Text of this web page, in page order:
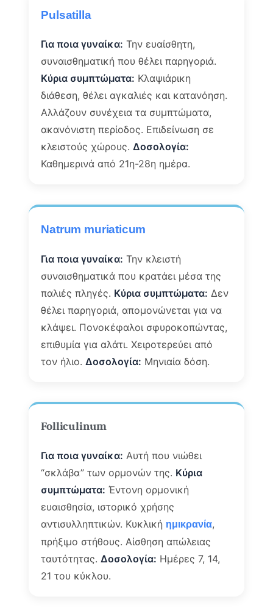
Pulsatilla
Για ποια γυναίκα: Την ευαίσθητη,
συναισθηματική που θέλει παρηγοριά.
Κύρια συμπτώματα: Κλαψιάρικη
διάθεση, θέλει αγκαλιές και κατανόηση.
Αλλάζουν συνέχεια τα συμπτώματα,
ακανόνιστη περίοδος. Επιδείνωση σε
κλειστούς χώρους.Δοσολογία:
Καθημερινά από 21η-28η ημέρα.
Natrum muriaticum
Για ποια γυναίκα: Την κλειστή
συναισθηματικά που κρατάει μέσα της
παλιές πληγές. Κύρια συμπτώματα: Δεν
θέλει παρηγοριά, απομονώνεται για να
κλάψει. Πονοκέφαλοι σφυροκοπώντας,
επιθυμία για αλάτι. Χειροτερεύει από
τον ήλιο. Δοσολογία: Μηνιαία δόση.
Folliculinum
Για ποια γυναίκα: Αυτή που νιώθει
“σκλάβα” των ορμονών της. Κύρια
συμπτώματα: Έντονη ορμονική
ευαισθησία, ιστορικό χρήσης
αντισυλληπτικών. Κυκλική ημικρανία,
πρήξιμο στήθους. Αίσθηση απώλειας
ταυτότητας. Δοσολογία: Ημέρες 7, 14,
21 του κύκλου.